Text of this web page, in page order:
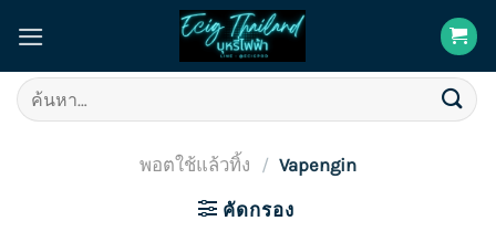
content
ค้นหา:
พอตใช้แล้วทิ้ง / Vapengin
คัดกรอง